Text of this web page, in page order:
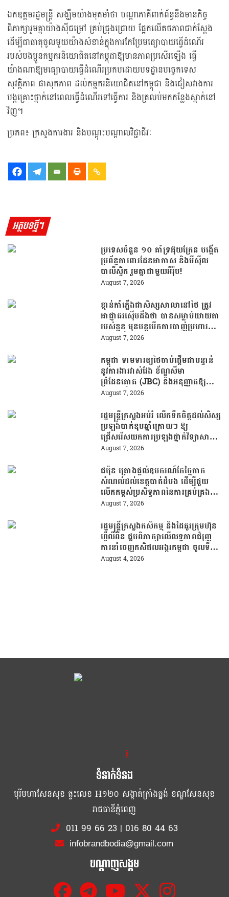
ឯកឧត្តមរដ្ឋមន្ត្រី សង្ឃឹមយ៉ាងមុតមាំថា បណ្តាភាគីពាក់ព័ន្ធនឹងមានកិច្ច
ពិភាក្សារួមគ្នាយ៉ាងសុីជម្រៅ គ្រប់ជ្រុងជ្រោយ ផ្អែកលើតថភាពជាក់ស្តែង
ដើម្បីជាធាតុចូលមួយយ៉ាងសំខាន់ក្នុងការកែប្រែមធ្យោបាយធ្វើដំណើរ
របស់បងប្អូនកម្មករនិយោជិតនៅកម្ពុជាឱ្យមានភាពប្រសើរឡើង ធ្វើ
យ៉ាងណាឱ្យមធ្យោបាយធ្វើដំណើរប្រកបដោយបទដ្ឋានបច្ចេកទេស
សុវត្ថិភាព ផាសុកភាព ដល់កម្មករនិយោជិតនៅកម្ពុជា និងជៀសវាងការ
បង្កគ្រោះថ្នាក់នៅពេលធ្វើដំណើរទៅធ្វើការ និងត្រលប់មកកន្លែងស្នាក់នៅ
វិញ។
ប្រភព៖ ក្រសួងការងារ និងបណ្ដុះបណ្ដាលវិជ្ជាជីវៈ
អត្ថបទថ្មីៗ
ប្រទេសចំនួន ១០ គាំទ្រអ៊ុយក្រែន បង្កើត
ប្រព័ន្ធការពារដែនអាកាស និងមីស៊ីល
បាលីស្ទិក រួមគ្នាជាមួយអឺរ៉ុប!
August 7, 2026
ខ្មាន់កាំភ្លើងជាសិស្សសាលានៅថៃ ត្រូវ
អាជ្ញាធរស៊ើបដឹងថា បានសម្លាប់យាយតា
របស់ខ្លួន មុនបន្តបើកការបាញ់ប្រហារនៅ
សាលារៀន
August 7, 2026
កម្ពុជា ទាមទារឲ្យថៃចាប់ផ្តើមជាបន្ទាន់
នូវការងារវាស់វែង ខ័ណ្ឌសីមា
ព្រំដែនគោគ (JBC) និងអនុញ្ញាតឱ្យ
ពលរដ្ឋភៀសសឹកវិលទៅលំនៅឋានវិញ
August 7, 2026
រដ្ឋមន្រ្តីក្រសួងអប់រំ លើកទឹកចិត្តដល់សិស្ស
ប្រឡងបាក់ឌុបឆ្នាំក្រោយៗ ឱ្យ
ជ្រើសរើសយកការប្រឡងថ្នាក់វិទ្យាសាស្ត្រ
ដើម្បីឆ្លើយតបទៅនឹងតម្រូវការធនធាន
August 7, 2026
ជប៉ុន គ្រោងផ្តល់ឧបករណ៍កែច្នៃកាក
សំណល់ដល់ខេត្តបាត់ដំបង ដើម្បីជួយ
លើកកម្ពស់ប្រសិទ្ធភាពនៃការគ្រប់គ្រង
សំណល់
August 7, 2026
រដ្ឋមន្រ្តីក្រសួងកសិកម្ម និងដៃគូរក្រុមហ៊ុន
ហ្វីលីពីន ជួបពិភាក្សាលើលទ្ធភាពជំរុញ
ការនាំចេញកសិផលអង្ករកម្ពុជា ចូលទី
ផ្សារហ្វីលីពីន
August 4, 2026
ខ្លឹម ខ្លី រហ័ស
ទំនាក់ទំនង
បុរីមហាសែនសុខ ផ្ទះលេខ H១២០ សង្កាត់ក្រាំងធ្នង់ ខណ្ឌសែនសុខ
រាជធានីភ្នំពេញ
011 99 66 23| 016 80 44 63
infobrandbodia@gmail.com
បណ្ដាញសង្គម